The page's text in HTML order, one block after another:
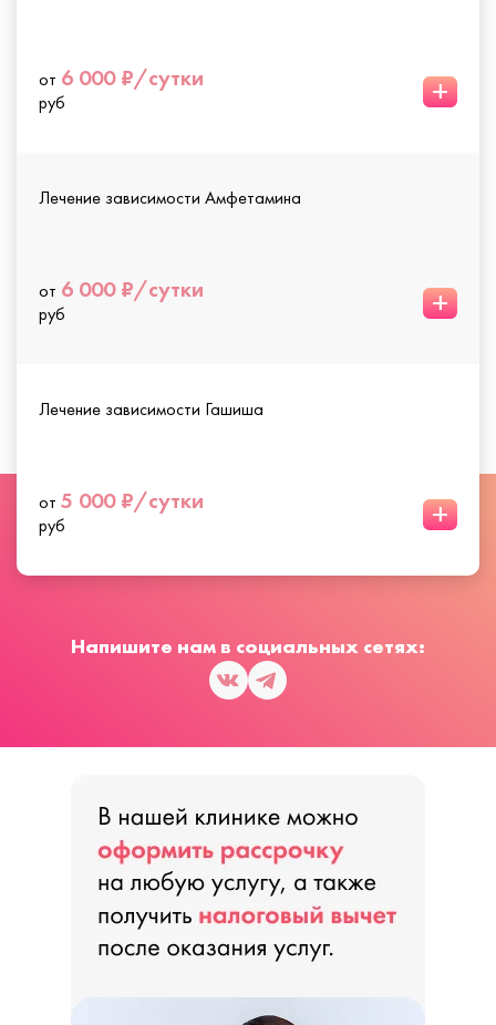
от 6 000 ₽/сутки
руб +
Лечение зависимости Амфетамина
от 6 000 ₽/сутки
руб +
Лечение зависимости Гашиша
от 5 000 ₽/сутки
руб +
Напишите нам в социальных сетях: